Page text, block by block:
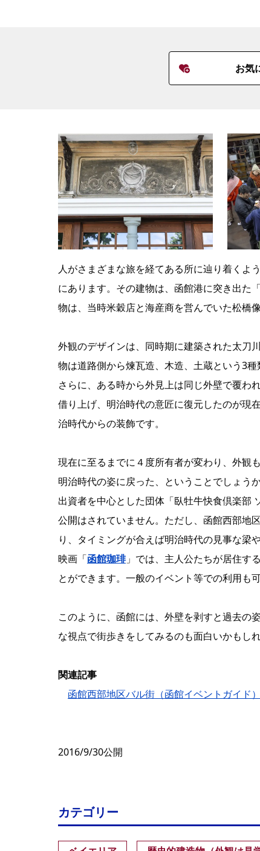
お気
人がさまざまな旅を経てある所に辿り着くよ
にあります。その建物は、函館港に突き出た
物は、当時米穀店と海産商を営んでいた松橋
外観のデザインは、同時期に建築された太刀
物は道路側から煉瓦造、木造、土蔵という3
さらに、ある時から外見上は同じ外壁で覆わ
借り上げ、明治時代の意匠に復元したのが現
治時代からの装飾です。
現在に至るまでに４度所有者が変わり、外観
明治時代の姿に戻った、ということでしょう
出資者を中心とした団体「臥牡牛快食倶楽部
公開はされていません。ただし、函館西部地
り、タイミングが合えば明治時代の見事な梁
映画「函館珈琲」では、主人公たちが居住す
とができます。一般のイベント等での利用も
このように、函館には、外壁を剥すと過去の
な視点で街歩きをしてみるのも面白いかもしれ
関連記事
函館西部地区バル街（函館イベントガイド）
2016/9/30公開
カテゴリー